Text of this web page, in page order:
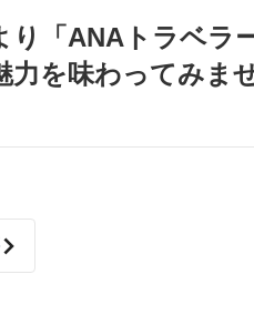
り「ANAトラベラ
を味わってみま